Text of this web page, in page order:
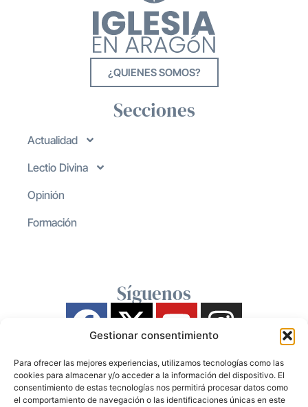
Gestionar consentimiento
Para ofrecer las mejores experiencias, utilizamos tecnologías como las
cookies para almacenar y/o acceder a la información del dispositivo. El
consentimiento de estas tecnologías nos permitirá procesar datos como
el comportamiento de navegación o las identificaciones únicas en este
¿QUIENES SOMOS?
Secciones
Actualidad
Lectio Divina
Opinión
Formación
Síguenos